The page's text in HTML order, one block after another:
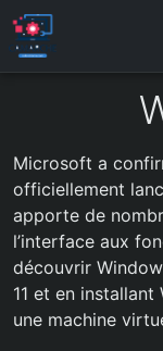
Microsoft a
officiellement
apporte de
l’interface aux
découvrir
11 et en
une machine